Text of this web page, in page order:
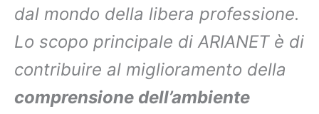
dal mondo della libera professione.
Lo scopo principale di ARIANET è di
contribuire al miglioramento della
comprensione dell’ambiente